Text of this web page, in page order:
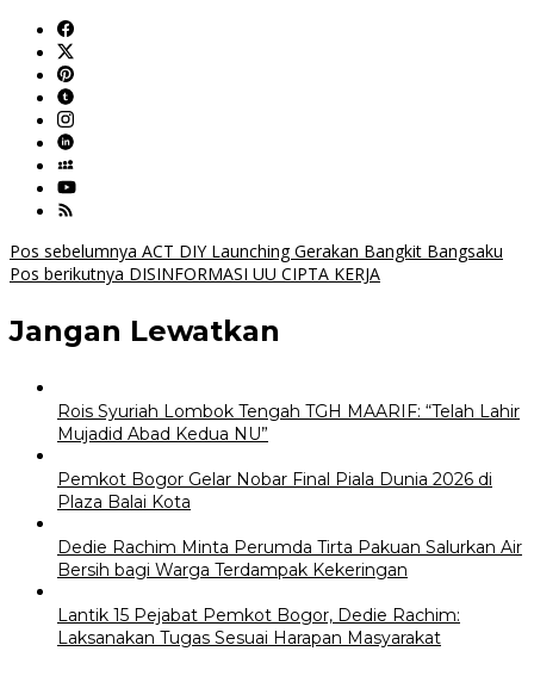
Navigasi
pos
Pos sebelumnya ACT DIY Launching Gerakan Bangkit Bangsaku
Pos berikutnya DISINFORMASI UU CIPTA KERJA
Jangan Lewatkan
Rois Syuriah Lombok Tengah TGH MAARIF: “Telah Lahir
Mujadid Abad Kedua NU”
Pemkot Bogor Gelar Nobar Final Piala Dunia 2026 di
Plaza Balai Kota
Dedie Rachim Minta Perumda Tirta Pakuan Salurkan Air
Bersih bagi Warga Terdampak Kekeringan
Lantik 15 Pejabat Pemkot Bogor, Dedie Rachim:
Laksanakan Tugas Sesuai Harapan Masyarakat